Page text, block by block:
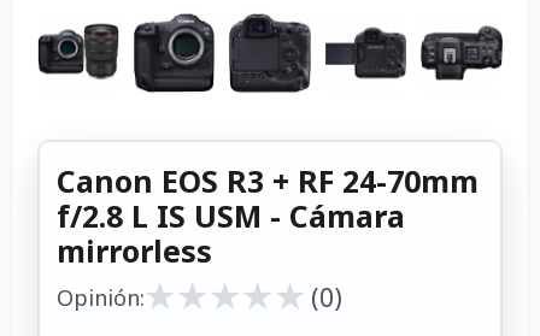
Canon EOS R3 + RF 24-70mm
f/2.8 L IS USM - Cámara
mirrorless
Opinión:★
★★
★★
★★
★★
★ (0)